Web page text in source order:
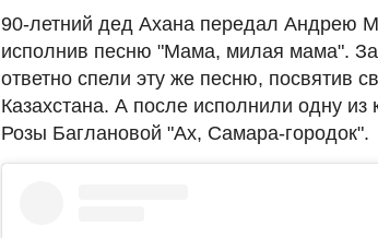
90-летний дед Ахана передал Андрею
исполнив песню "Мама, милая мама".
ответно спели эту же песню, посвятив
Казахстана. А после исполнили одну
Розы Баглановой "Ах, Самара-городок".